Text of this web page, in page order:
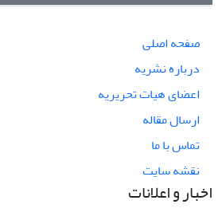
صفحه اصلی
درباره نشریه
اعضای هیات تحریریه
ارسال مقاله
تماس با ما
نقشه سایت
اخبار و اعلانات